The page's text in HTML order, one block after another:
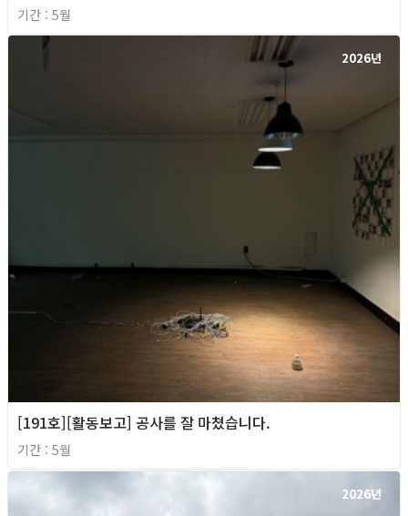
기간 : 5월
2026년
[191호][활동보고] 공사를 잘 마쳤습니다.
기간 : 5월
2026년